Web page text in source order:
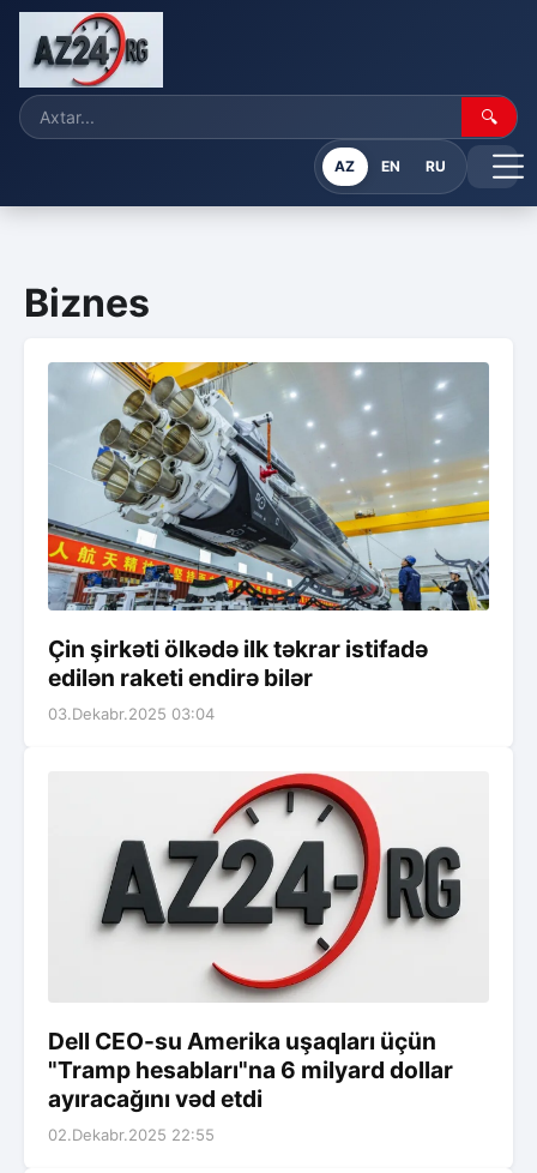
🔍
AZ EN RU
Biznes
Çin şirkəti ölkədə ilk təkrar istifadə
edilən raketi endirə bilər
03.Dekabr.2025 03:04
Dell CEO-su Amerika uşaqları üçün
"Tramp hesabları"na 6 milyard dollar
ayıracağını vəd etdi
02.Dekabr.2025 22:55